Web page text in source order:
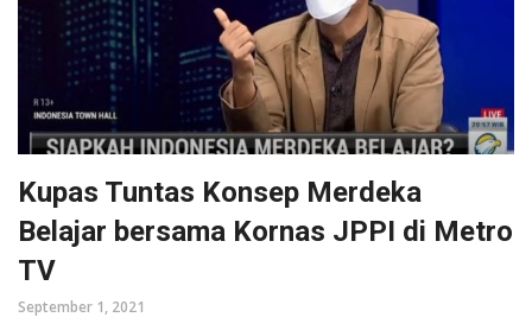
Kupas Tuntas Konsep Merdeka
Belajar bersama Kornas JPPI di Metro
TV
September 1, 2021